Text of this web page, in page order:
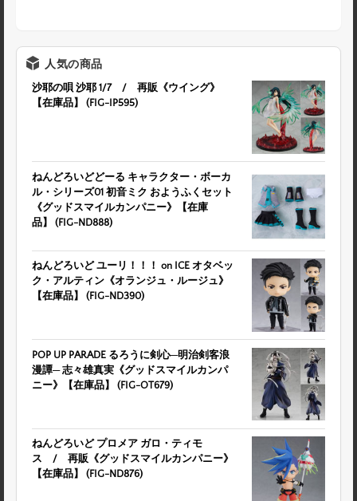
人気の商品
沙耶の唄 沙耶 1/7 / 再販《ウイング》
【在庫品】 (FIG-IP595)
ねんどろいどどーる キャラクター・ボーカ
ル・シリーズ01 初音ミク おようふくセット
《グッドスマイルカンパニー》【在庫
品】 (FIG-ND888)
ねんどろいど ユーリ！！！ on ICE オタベッ
ク・アルティン《オランジュ・ルージュ》
【在庫品】 (FIG-ND390)
POP UP PARADE るろうに剣心─明治剣客浪
漫譚─ 志々雄真実《グッドスマイルカンパ
ニー》【在庫品】 (FIG-OT679)
ねんどろいど プロメア ガロ・ティモ
ス / 再販《グッドスマイルカンパニー》
【在庫品】 (FIG-ND876)